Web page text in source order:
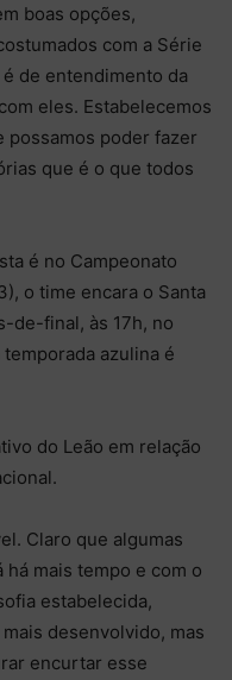
boas opções,
com a Série
de entendimento da
eles. Estabelecemos
possamos poder fazer
que é o que todos
é no Campeonato
o time encara o Santa
de-final, às 17h, no
azulina é
do Leão em relação
Claro que algumas
mais tempo e com o
estabelecida,
desenvolvido, mas
encurtar esse